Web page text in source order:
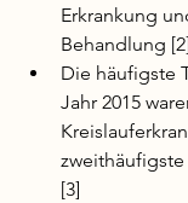
Erkrankung
Behandlung [2]
Die häufigste
Jahr 2015
zweithäufigste
[3]